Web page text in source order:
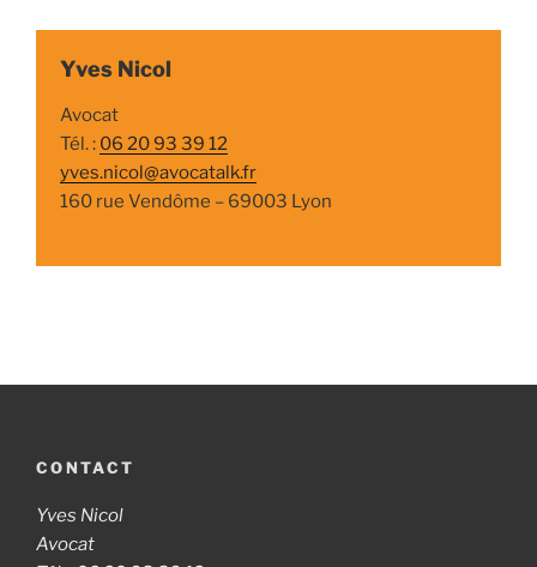
Yves Nicol
Avocat
Tél. : 06 20 93 39 12
yves.nicol@avocatalk.fr
160 rue Vendôme – 69003 Lyon
CONTACT
Yves Nicol
Avocat